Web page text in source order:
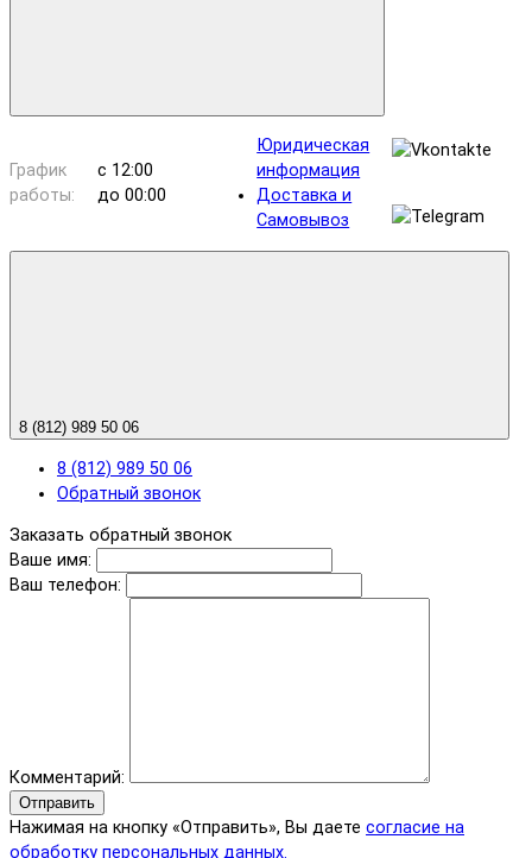
График
работы:
с 12:00
до 00:00
Юридическая
информация
Доставка и
Самовывоз
8 (812) 989 50 06
8 (812) 989 50 06
Обратный звонок
Заказать обратный звонок
Ваше имя:
Ваш телефон:
Комментарий:
Отправить
Нажимая на кнопку «Отправить», Вы даете согласие на
обработку персональных данных.